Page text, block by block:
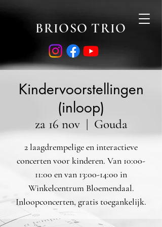
BRIOSO TRIO
Kindervoorstellingen
(inloop)
za 16 nov
  |
Gouda
2 laagdrempelige en interactieve
concerten voor kinderen. Van 10:00-
11:00 en van 13:00-14:00 in
Winkelcentrum Bloemendaal.
Inloopconcerten, gratis toegankelijk.